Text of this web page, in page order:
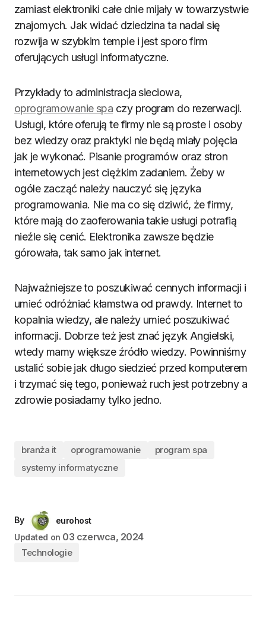
zamiast elektroniki całe dnie mijały w towarzystwie
znajomych. Jak widać dziedzina ta nadal się
rozwija w szybkim tempie i jest sporo firm
oferujących usługi informatyczne.
Przykłady to administracja sieciowa,
oprogramowanie spa czy program do rezerwacji.
Usługi, które oferują te firmy nie są proste i osoby
bez wiedzy oraz praktyki nie będą miały pojęcia
jak je wykonać. Pisanie programów oraz stron
internetowych jest ciężkim zadaniem. Żeby w
ogóle zacząć należy nauczyć się języka
programowania. Nie ma co się dziwić, że firmy,
które mają do zaoferowania takie usługi potrafią
nieźle się cenić. Elektronika zawsze będzie
górowała, tak samo jak internet.
Najważniejsze to poszukiwać cennych informacji i
umieć odróżniać kłamstwa od prawdy. Internet to
kopalnia wiedzy, ale należy umieć poszukiwać
informacji. Dobrze też jest znać język Angielski,
wtedy mamy większe źródło wiedzy. Powinniśmy
ustalić sobie jak długo siedzieć przed komputerem
i trzymać się tego, ponieważ ruch jest potrzebny a
zdrowie posiadamy tylko jedno.
branża it oprogramowanie
program spa
systemy informatyczne
By
eurohost
Updated on 03 czerwca, 2024
Technologie